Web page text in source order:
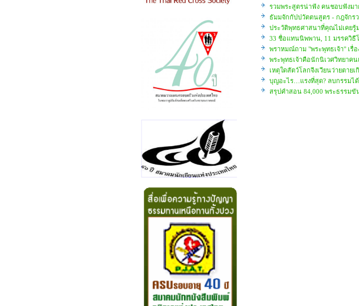
รวมพระสูตรน่าฟัง คนชอบฟังม
ธัมมจักกัปปวัตตนสูตร - กฎจักร
ประวัติพุทธศาสนาที่คุณไม่เคยรู้
33 ชื่อแทนนิพพาน, 11 มรรควิธี
พราหมณ์ถาม "พระพุทธเจ้า" เ
พระพุทธเจ้าคือนักนิเวศวิทยาค
เหตุใดสัตว์โลกจีงเวียนว่ายตายเ
บุญอะไร…แรงที่สุด? ลบกรรมไ
สรุปคำสอน 84,000 พระธรรมขั